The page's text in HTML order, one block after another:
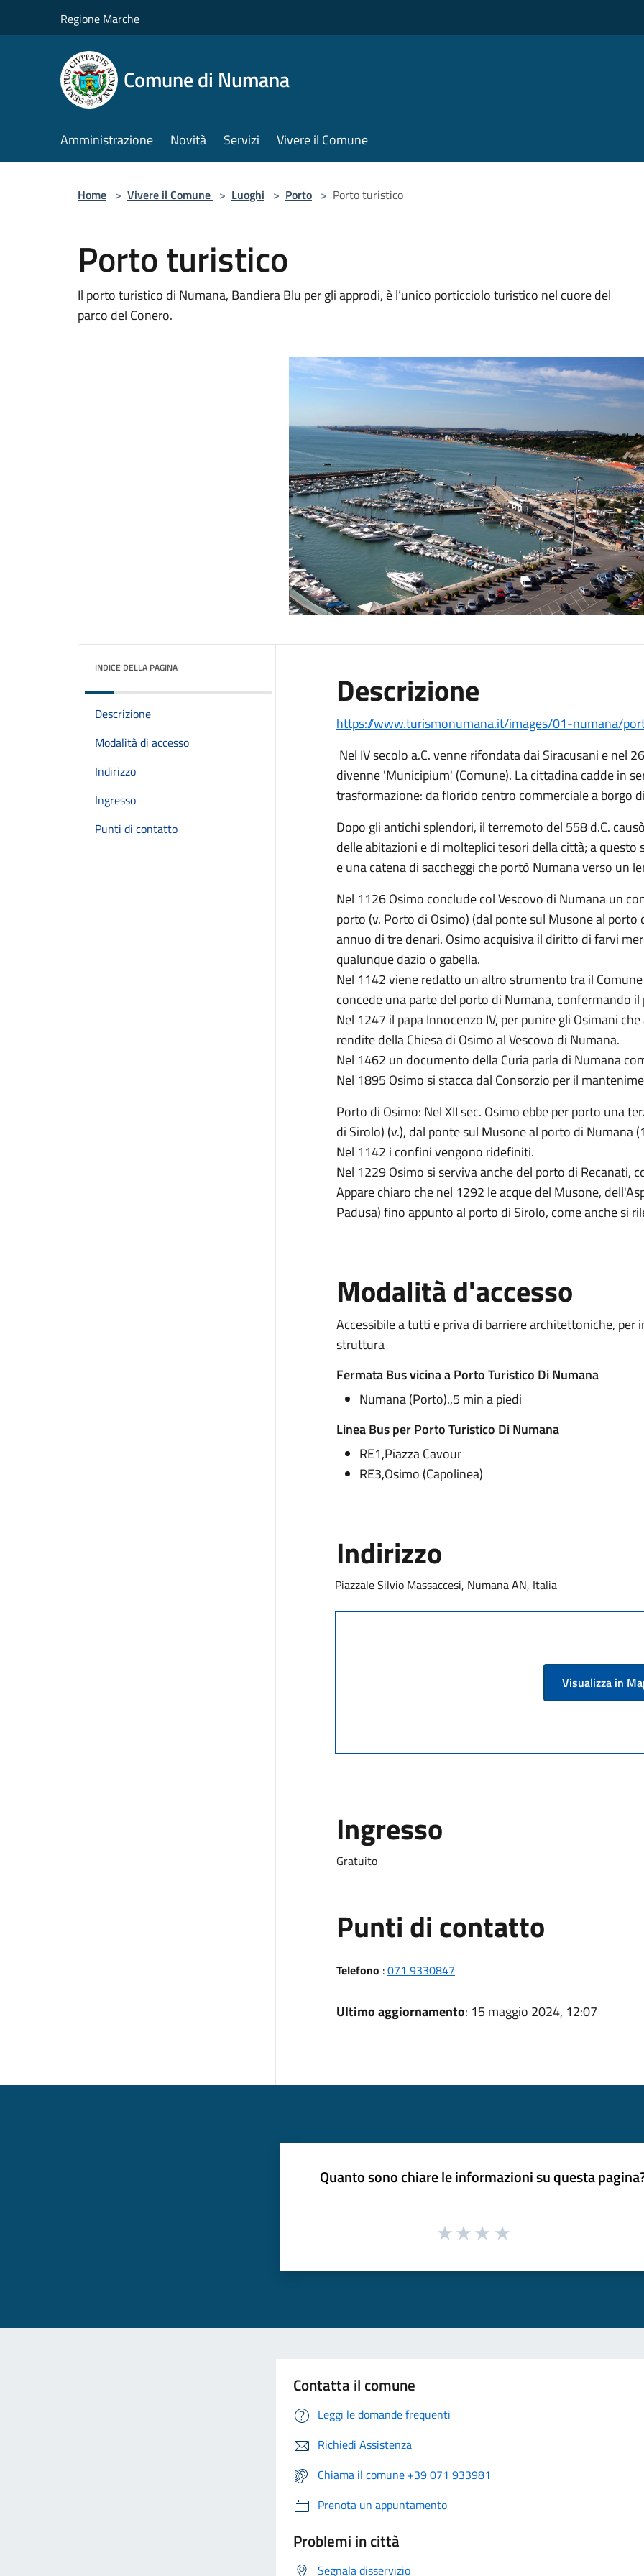
Regione Marche
Comune di Numana
Amministrazione Novità Servizi Vivere il Comune
Home > Vivere il Comune > Luoghi > Porto > Porto turistico
Porto turistico
Il porto turistico di Numana, Bandiera Blu per gli approdi, è l’unico porticciolo turistico nel cuore del
parco del Conero.
INDICE DELLA PAGINA
Descrizione
Modalità di accesso
Indirizzo
Ingresso
Punti di contatto
Descrizione
https://www.turismonumana.it/images/01-numana/
Nel IV secolo a.C. venne rifondata dai Siracusani e nel
divenne 'Municipium' (Comune). La cittadina cadde in
trasformazione: da florido centro commerciale a borgo
Dopo gli antichi splendori, il terremoto del 558 d.C.
delle abitazioni e di molteplici tesori della città; a questo
e una catena di saccheggi che portò Numana verso un
Nel 1126 Osimo conclude col Vescovo di Numana un
porto (v. Porto di Osimo) (dal ponte sul Musone al
annuo di tre denari. Osimo acquisiva il diritto di farvi
qualunque dazio o gabella.
Nel 1142 viene redatto un altro strumento tra il
concede una parte del porto di Numana, confermando
Nel 1247 il papa Innocenzo IV, per punire gli Osimani
rendite della Chiesa di Osimo al Vescovo di Numana.
Nel 1462 un documento della Curia parla di Numana
Nel 1895 Osimo si stacca dal Consorzio per il
Porto di Osimo: Nel XII sec. Osimo ebbe per porto una
di Sirolo) (v.), dal ponte sul Musone al porto di Numana
Nel 1142 i confini vengono ridefiniti.
Nel 1229 Osimo si serviva anche del porto di Recanati,
Appare chiaro che nel 1292 le acque del Musone,
Padusa) fino appunto al porto di Sirolo, come anche si
Modalità d'accesso
Accessibile a tutti e priva di barriere architettoniche,
struttura
Fermata Bus vicina a Porto Turistico Di Numana
Numana (Porto).,5 min a piedi
Linea Bus per Porto Turistico Di Numana
RE1,Piazza Cavour
RE3,Osimo (Capolinea)
Indirizzo
Piazzale Silvio Massaccesi, Numana AN, Italia
Visualizza in
Ingresso
Gratuito
Punti di contatto
Telefono :071 9330847
Ultimo aggiornamento: 15 maggio 2024, 12:07
Quanto sono chiare le informazioni su questa
Contatta il comune
Leggi le domande frequenti
Richiedi Assistenza
Chiama il comune +39 071 933981
Prenota un appuntamento
Problemi in città
Segnala disservizio